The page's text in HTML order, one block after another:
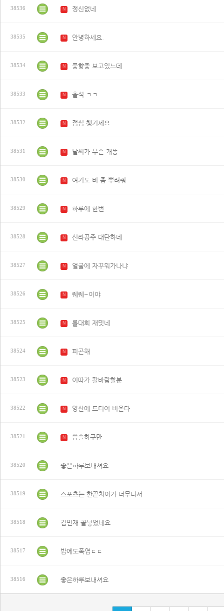
38536 N 정신없네
38535 N 안녕하세요.
38534 N 풍향중 보고있느데
38533 N 출석 ㄱㄱ
38532 N 점심 챙기세요
38531 N 날씨가 무슨 개똥
38530 N 여기도 비 좀 뿌려줘
38529 N 하루에 한번
38528 N 신라공주 대단하네
38527 N 얼굴에 자꾸뭐가나냐
38526 N 줴줴~이야
38525 N 롤대회 재밋네
38524 N 피곤해
38523 N 이따가 칼바람할분
38522 N 양산에 드디어 비온다
38521 N 씁슬하구만
38520 좋은하루보내셔요
38519 스포츠는 한끝차이가 너무나서
38518 김민재 골넣었네요
38517 밤에도폭염ㄷㄷ
38516 좋은하루보내셔요